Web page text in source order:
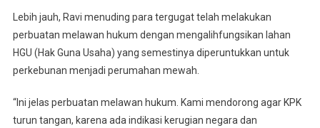
Lebih jauh, Ravi menuding para tergugat telah melakukan
perbuatan melawan hukum dengan mengalihfungsikan lahan
HGU (Hak Guna Usaha) yang semestinya diperuntukkan untuk
perkebunan menjadi perumahan mewah.
“Ini jelas perbuatan melawan hukum. Kami mendorong agar KPK
turun tangan, karena ada indikasi kerugian negara dan